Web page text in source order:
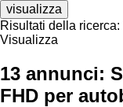
visualizza
Risultati della ricerca:
Visualizza
13 annunci:
FHD per